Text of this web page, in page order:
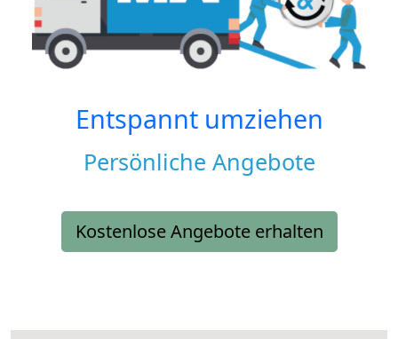
Entspannt umziehen
Persönliche Angebote
Kostenlose Angebote erhalten